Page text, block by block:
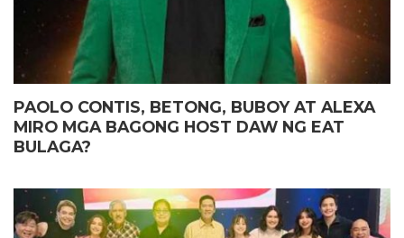
PAOLO CONTIS, BETONG, BUBOY AT ALEXA
MIRO MGA BAGONG HOST DAW NG EAT
BULAGA?